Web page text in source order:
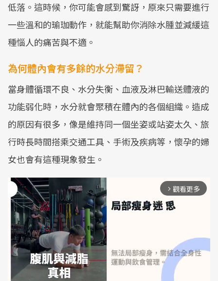
低落。這時候，你可能會感到驚訝，原來只需要進行
一些溫和的瑜珈動作，就能幫助你消除水腫並減緩這
種惱人的痛苦與不適。
為何體內會有多餘的水分滯留？
當身體循環不良、水分失衡、血液及淋巴輸送體液的
功能弱化時，水分就會聚積在體內的各個組織。造成
的原因有很多，像是維持同一個坐姿或站姿太久、旅
行時長時間搭乘交通工具、手術及疾病等，懷孕的婦
女也會有這種現象發生。
arrow_forward_ios 觀看更多